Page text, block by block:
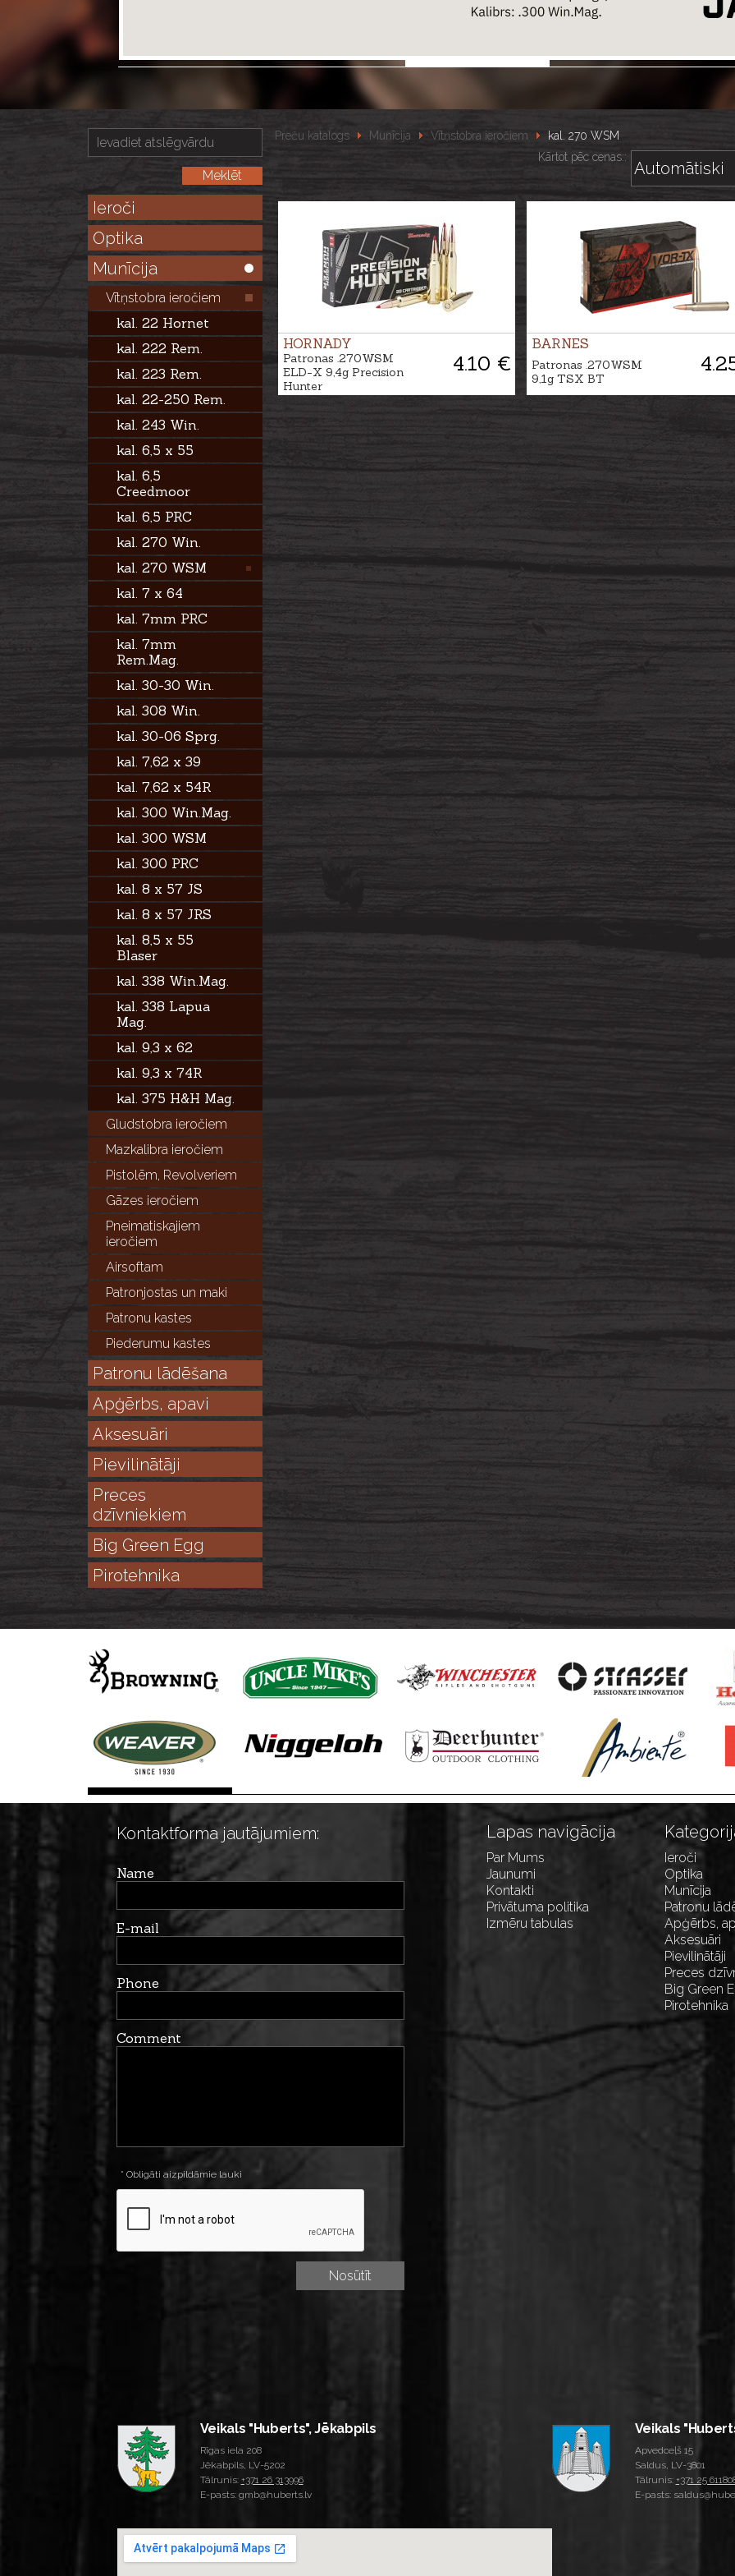
Ieroči
Optika
Munīcija
Vītņstobra ieročiem
kal. 22 Hornet
kal. 222 Rem.
kal. 223 Rem.
kal. 22-250 Rem.
kal. 243 Win.
kal. 6,5 x 55
kal. 6,5
Creedmoor
kal. 6,5 PRC
kal. 270 Win.
kal. 270 WSM
kal. 7 x 64
kal. 7mm PRC
kal. 7mm
Rem.Mag.
kal. 30-30 Win.
kal. 308 Win.
kal. 30-06 Sprg.
kal. 7,62 x 39
kal. 7,62 x 54R
kal. 300 Win.Mag.
kal. 300 WSM
kal. 300 PRC
kal. 8 x 57 JS
kal. 8 x 57 JRS
kal. 8,5 x 55
Blaser
kal. 338 Win.Mag.
kal. 338 Lapua
Mag.
kal. 9,3 x 62
kal. 9,3 x 74R
kal. 375 H&H Mag.
Gludstobra ieročiem
Mazkalibra ieročiem
Pistolēm, Revolveriem
Gāzes ieročiem
Pneimatiskajiem
ieročiem
Airsoftam
Patronjostas un maki
Patronu kastes
Piederumu kastes
Patronu lādēšana
Apģērbs, apavi
Aksesuāri
Pievilinātāji
Preces
dzīvniekiem
Big Green Egg
Pirotehnika
Preču katalogs Munīcija Vītņstobra ieročiem
kal. 270 WSM
Kārtot pēc cenas::
HORNADY
4.10 €
Patronas .270WSM
ELD-X 9,4g Precision
Hunter
BARNES
Patronas .270WSM
9,1g TSX BT
Kontaktforma jautājumiem:
Name
E-mail
Phone
Comment
* Obligāti aizpildāmie lauki
Lapas navigācija
Par Mums
Jaunumi
Kontakti
Privātuma politika
Izmēru tabulas
Ieroči
Optika
Munīcija
Patronu
Apģērbs,
Aksesuāri
Pievilinātāji
Preces
Big Green
Pirotehnika
Veikals "Huberts", Jēkabpils
Rīgas iela 208
Jēkabpils, LV-5202
Tālrunis: +371 26 313996
E-pasts: gmb@huberts.lv
Veikals
Apvedceļš 15
Saldus, LV-3801
Tālrunis: +371 25
E-pasts: